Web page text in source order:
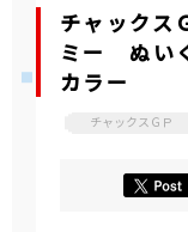
チャックス
ミー ぬい
カラー
チャックスＧＰ